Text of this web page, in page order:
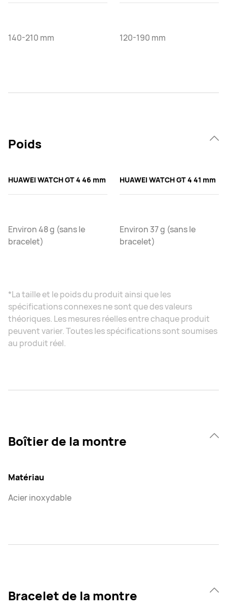
140-210 mm 120-190 mm
Poids
HUAWEI WATCH GT 4 46 mm
Environ 48 g (sans le
bracelet)
HUAWEI WATCH GT 4 41 mm
Environ 37 g (sans le
bracelet)
*La taille et le poids du produit ainsi que les
spécifications connexes ne sont que des valeurs
théoriques. Les mesures réelles entre chaque produit
peuvent varier. Toutes les spécifications sont soumises
au produit réel.
Boîtier de la montre
Matériau
Acier inoxydable
Bracelet de la montre